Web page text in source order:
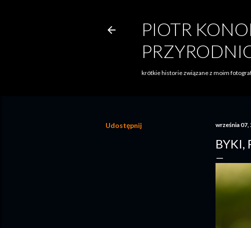
PIOTR
krótkie historie związane z moim
Udostępnij września 07,
BYKI,